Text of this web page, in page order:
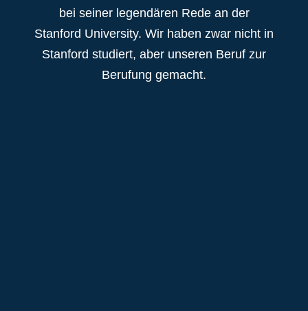
bei seiner legendären Rede an der
Stanford University. Wir haben zwar nicht in
Stanford studiert, aber unseren Beruf zur
Berufung gemacht.